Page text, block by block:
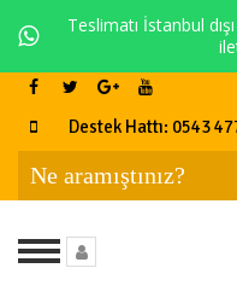
Teslimatı İstanbul
Destek Hattı: 0543